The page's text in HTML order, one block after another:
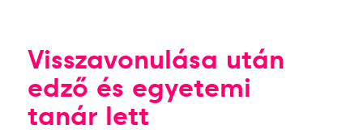
Visszavonulása után
edző és egyetemi
tanár lett